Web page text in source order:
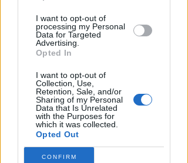
I want to opt-out of
processing my Personal
Data for Targeted
Advertising.
Opted In
I want to opt-out of
Collection, Use,
Retention, Sale, and/or
Sharing of my Personal
Data that Is Unrelated
with the Purposes for
which it was collected.
Opted Out
CONFIRM
APPROVATO DAL CDA
Dati in crescita nella semestrale
di IEG, stime al rialzo per
l'esercizio 2026
Redazione